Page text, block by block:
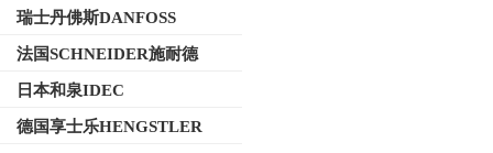
瑞士丹佛斯DANFOSS
法国SCHNEIDER施耐德
日本和泉IDEC
德国享士乐HENGSTLER